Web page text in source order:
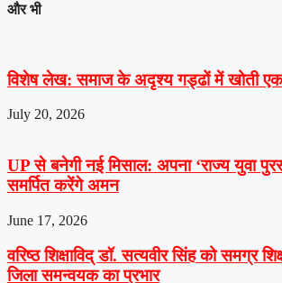
और भी
विशेष लेख: समाज के अदृश्य गड्ढों में खोती एक
July 20, 2026
UP से बनेगी नई मिसाल: अपना ‘राज्य युवा
समर्पित करेंगे अमन
June 17, 2026
वरिष्ठ शिक्षाविद् डॉ. सत्यवीर सिंह को समग्र
जिला समन्वयक का प्रभार